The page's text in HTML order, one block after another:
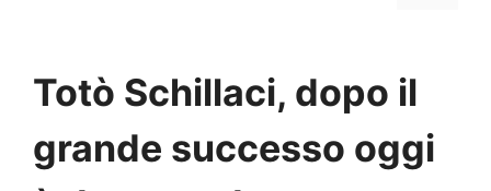
Totò Schillaci, dopo il
grande successo oggi